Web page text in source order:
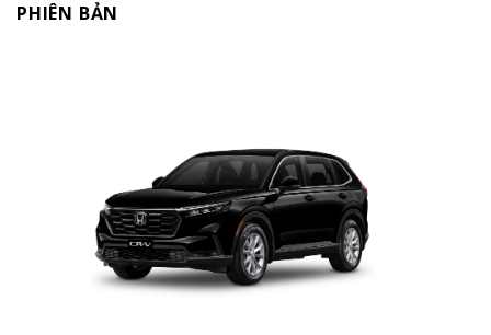
PHIÊN BẢN